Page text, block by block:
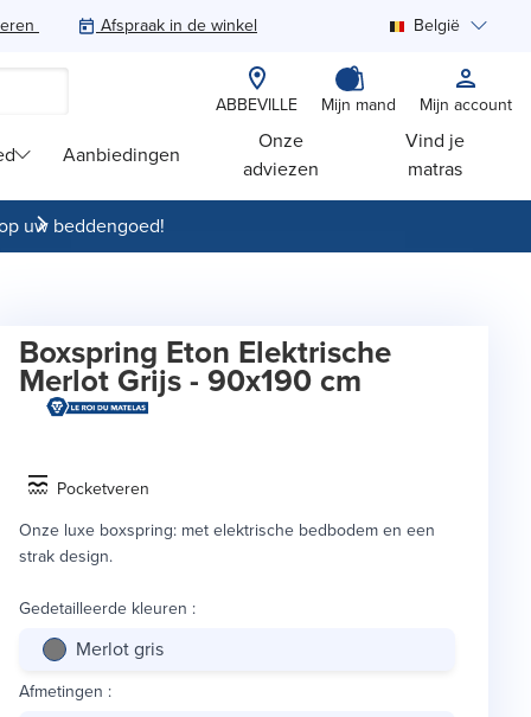
Afspraak in de winkel België
ABBEVILLE Mijn mand Mijn account
Aanbiedingen
Onze
adviezen
Vind je
matras
uw beddengoed!
Boxspring Eton Elektrische
Merlot Grijs - 90x190 cm
Pocketveren
Onze luxe boxspring: met elektrische bedbodem en een
strak design.
Gedetailleerde kleuren :
Merlot gris
Afmetingen :